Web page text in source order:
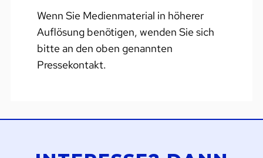
Wenn Sie Medienmaterial in höherer
Auflösung benötigen, wenden Sie sich
bitte an den oben genannten
Pressekontakt.